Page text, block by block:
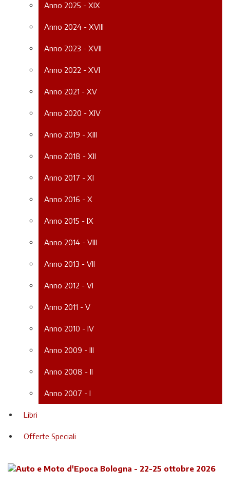
Anno 2025 - XIX
Anno 2024 - XVIII
Anno 2023 - XVII
Anno 2022 - XVI
Anno 2021 - XV
Anno 2020 - XIV
Anno 2019 - XIII
Anno 2018 - XII
Anno 2017 - XI
Anno 2016 - X
Anno 2015 - IX
Anno 2014 - VIII
Anno 2013 - VII
Anno 2012 - VI
Anno 2011 - V
Anno 2010 - IV
Anno 2009 - III
Anno 2008 - II
Anno 2007 - I
Libri
Offerte Speciali